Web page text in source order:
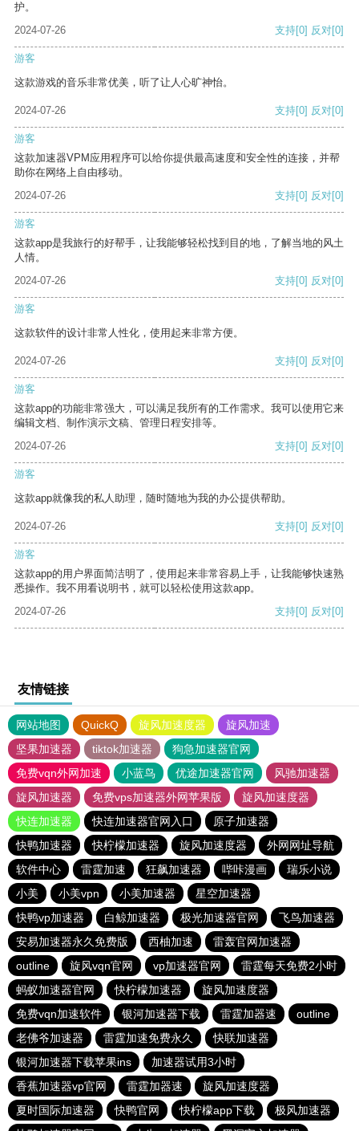
护。
2024-07-26
支持[0] 反对[0]
游客
这款游戏的音乐非常优美，听了让人心旷神怡。
2024-07-26 支持[0] 反对[0]
游客
这款加速器VPM应用程序可以给你提供最高速度和安全性的连接，并帮
助你在网络上自由移动。
2024-07-26
支持[0] 反对[0]
游客
这款app是我旅行的好帮手，让我能够轻松找到目的地，了解当地的风土
人情。
2024-07-26
支持[0] 反对[0]
游客
这款软件的设计非常人性化，使用起来非常方便。
2024-07-26 支持[0] 反对[0]
游客
这款app的功能非常强大，可以满足我所有的工作需求。我可以使用它来
编辑文档、制作演示文稿、管理日程安排等。
2024-07-26
支持[0] 反对[0]
游客
这款app就像我的私人助理，随时随地为我的办公提供帮助。
2024-07-26 支持[0] 反对[0]
游客
这款app的用户界面简洁明了，使用起来非常容易上手，让我能够快速熟
悉操作。我不用看说明书，就可以轻松使用这款app。
2024-07-26
支持[0] 反对[0]
友情链接
网站地图 QuickQ 旋风加速度器
旋风加速
坚果加速器
tiktok加速器
狗急加速器官网
免费vqn外网加速
小蓝鸟 优途加速器官网
风驰加速器
旋风加速器
免费vps加速器外网苹果版
旋风加速度器
快连加速器
快连加速器官网入口
原子加速器
快鸭加速器
快柠檬加速器 旋风加速度器
外网网址导航
软件中心
雷霆加速 狂飙加速器 哔咔漫画
瑞乐小说
小美
小美vpn 小美加速器
星空加速器
快鸭vp加速器
白鲸加速器 极光加速器官网
飞鸟加速器
安易加速器永久免费版
西柚加速
雷轰官网加速器
outline
旋风vqn官网 vp加速器官网
雷霆每天免费2小时
蚂蚁加速器官网
快柠檬加速器
旋风加速度器
免费vqn加速软件
银河加速器下载 雷霆加器速
outline
老佛爷加速器
雷霆加速免费永久
快联加速器
银河加速器下载苹果ins
加速器试用3小时
香蕉加速器vp官网
雷霆加器速
旋风加速度器
夏时国际加速器
快鸭官网 快柠檬app下载
极风加速器